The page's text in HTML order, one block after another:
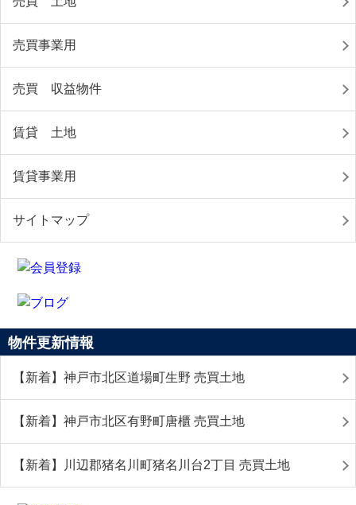
売買事業用
売買 収益物件
賃貸 土地
賃貸事業用
サイトマップ
物件更新情報
【新着】神戸市北区道場町生野 売買土地
【新着】神戸市北区有野町唐櫃 売買土地
【新着】川辺郡猪名川町猪名川台2丁目 売買土地